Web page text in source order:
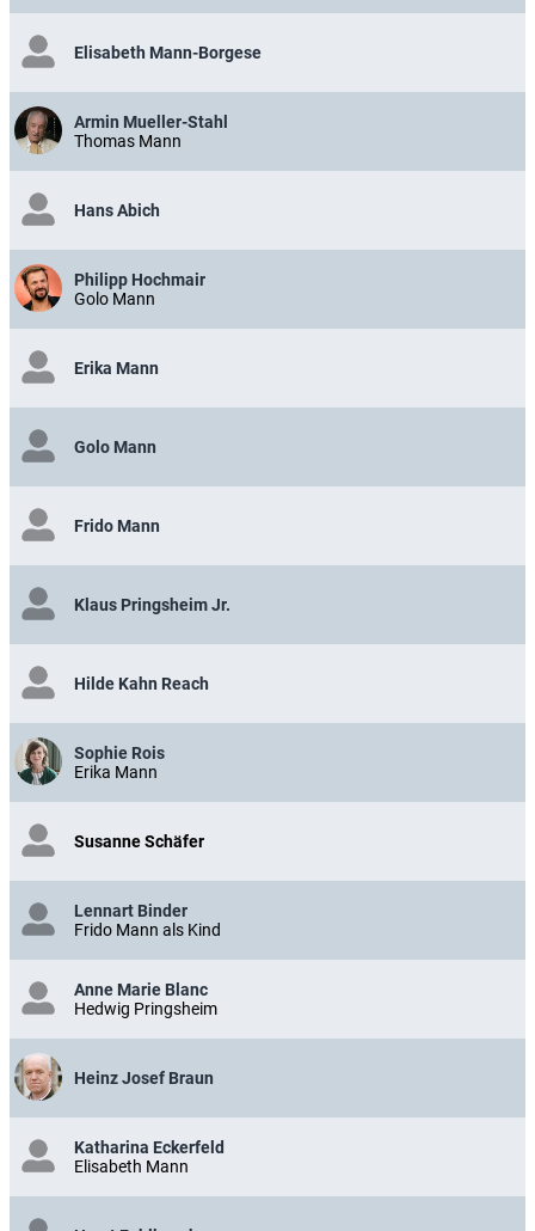
Elisabeth Mann-Borgese
Armin Mueller-Stahl
Thomas Mann
Hans Abich
Philipp Hochmair
Golo Mann
Erika Mann
Golo Mann
Frido Mann
Klaus Pringsheim Jr.
Hilde Kahn Reach
Sophie Rois
Erika Mann
Susanne Schäfer
Lennart Binder
Frido Mann als Kind
Anne Marie Blanc
Hedwig Pringsheim
Heinz Josef Braun
Katharina Eckerfeld
Elisabeth Mann